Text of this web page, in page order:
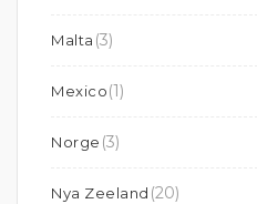
Malta (3)
Mexico(1)
Norge (3)
Nya Zeeland (20)